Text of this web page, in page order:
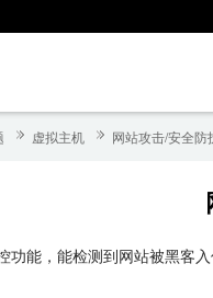
虚拟主机 网站攻击/安全防
功能，能检测到网站被黑客